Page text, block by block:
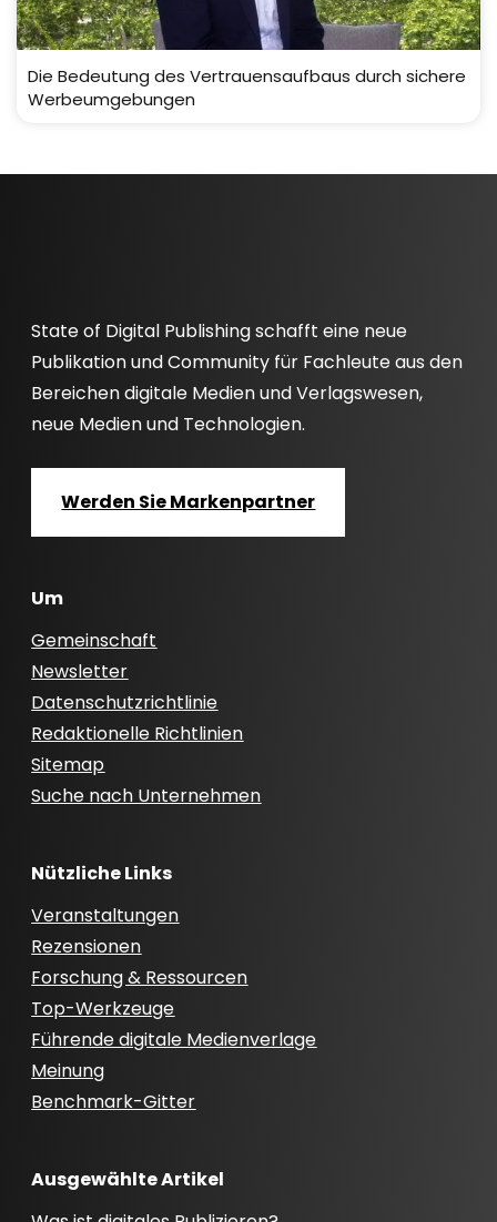
Die Bedeutung des Vertrauensaufbaus durch sichere
Werbeumgebungen
State of Digital Publishing schafft eine neue
Publikation und Community für Fachleute aus den
Bereichen digitale Medien und Verlagswesen,
neue Medien und Technologien.
Werden Sie Markenpartner
Um
Gemeinschaft
Newsletter
Datenschutzrichtlinie
Redaktionelle Richtlinien
Sitemap
Suche nach Unternehmen
Nützliche Links
Veranstaltungen
Rezensionen
Forschung & Ressourcen
Top-Werkzeuge
Führende digitale Medienverlage
Meinung
Benchmark-Gitter
Ausgewählte Artikel